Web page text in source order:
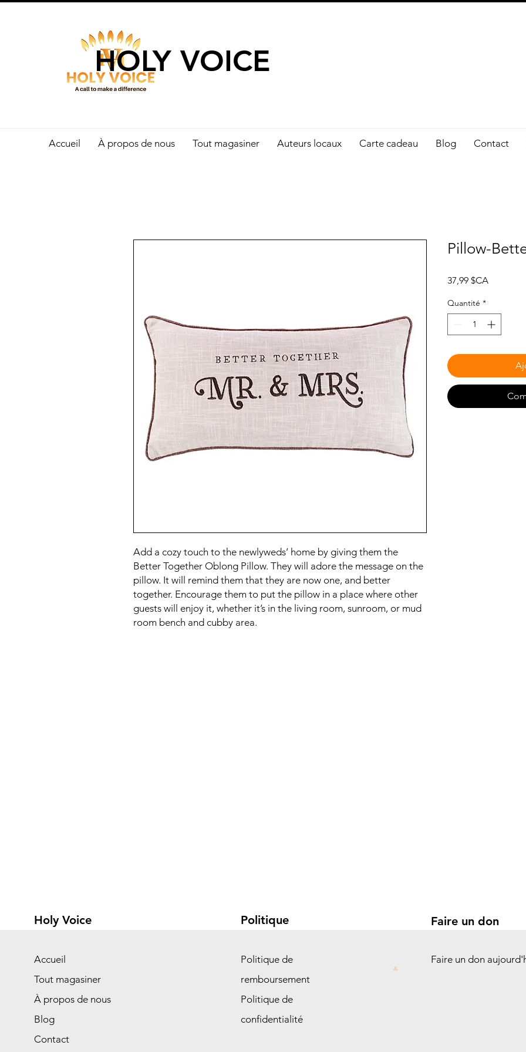
HOLY VOICE
Accueil À propos de nous Tout magasiner Auteurs locaux Carte cadeau Blog Contact
Add a cozy touch to the newlyweds’ home by giving them the
Better Together Oblong Pillow. They will adore the message on the
pillow. It will remind them that they are now one, and better
together. Encourage them to put the pillow in a place where other
guests will enjoy it, whether it’s in the living room, sunroom, or mud
room bench and cubby area.
Pillow-
37,99 $CAPrix
Quantité *
Holy Voice
Accueil
Tout magasiner
À propos de nous
Blog
Contact
Politique
Politique de
remboursement
Politique de
confidentialité
Faire un don
Faire un don